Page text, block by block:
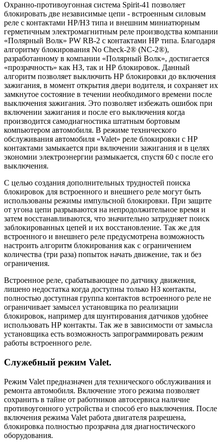
Охранно-противоугонная система Spirit-41 позволяет
блокировать две независимые цепи - встроенным силовым
реле с контактами НР/НЗ типа и внешним миниатюрным
герметичным электромагнитным реле производства компании
«Полярный Волк» PW RB-2 с контактами НР типа. Благодаря
алгоритму блокирования No Check-2® (NC-2®),
разработанному в компании «Полярный Волк», достигается
«прозрачность» как НЗ, так и НР блокировок. Данный
алгоритм позволяет выключить НР блокировки до включения
зажигания, в момент открытия двери водителя, и сохраняет их
замкнутое состояние в течении необходимого времени после
выключения зажигания. Это позволяет избежать ошибок при
включении зажигания и после его выключения когда
производится самодиагностика штатным бортовым
компьютером автомобиля. В режиме технического
обслуживания автомобиля «Valet» реле блокировки с НР
контактами замыкается при включении зажигания и в целях
экономии электроэнергии размыкается, спустя 60 с после его
выключения.
С целью создания дополнительных трудностей поиска
блокировок для встроенного и внешнего реле могут быть
использованы режимы импульсной блокировки. При защите
от угона цепи разрываются на непродолжительное время и
затем восстанавливаются, что значительно затрудняет поиск
заблокированных цепей и их восстановление. Так же для
встроенного и внешнего реле предусмотрена возможность
настроить алгоритм блокирования как с ограничением
количества (три раза) попыток начать движение, так и без
ограничения.
Встроенное реле, срабатывающее по датчику движения,
лишено недостатка когда доступны только НЗ контакты,
полностью доступная группа контактов встроенного реле не
ограничивает замысел установщика по реализации
блокировок, например для шунтирования датчиков удобнее
использовать НР контакты. Так же в зависимости от замысла
установщика есть возможность запрограммировать режим
работы встроенного реле.
Служебный режим Valet.
Режим Valet предназначен для технического обслуживания и
ремонта автомобиля. Включение этого режима позволяет
сохранить в тайне от работников автосервиса наличие
противоугонного устройства и способ его выключения. После
включения режима Valet работа двигателя разрешена,
блокировка полностью прозрачна для диагностического
оборудования.